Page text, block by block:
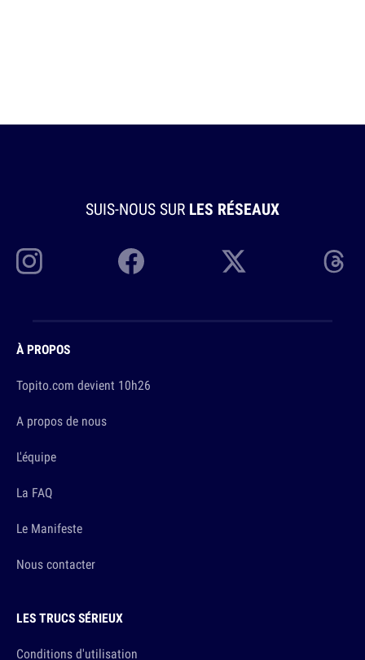
SUIS-NOUS SUR LES RÉSEAUX
À PROPOS
Topito.com devient 10h26
A propos de nous
L'équipe
La FAQ
Le Manifeste
Nous contacter
LES TRUCS SÉRIEUX
Conditions d'utilisation